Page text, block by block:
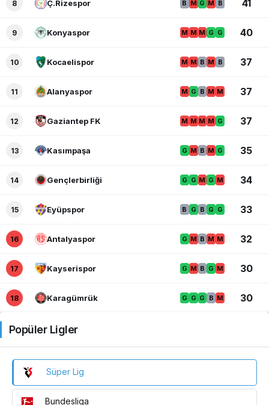
8 Ç.Rizespor B M G M B 41
9 Konyaspor M M M G G 40
10 Kocaelispor M M B M B 37
11 Alanyaspor M G B M M 37
12 Gaziantep FK M M M M G 37
13 Kasımpaşa G M B M G 35
14 Gençlerbirliği G G M G M 34
15 Eyüpspor B G B G G 33
16 Antalyaspor G M B M M 32
17 Kayserispor G M B G M 30
18 Karagümrük G G G B M 30
Popüler Ligler
Süper Lig
Bundesliga